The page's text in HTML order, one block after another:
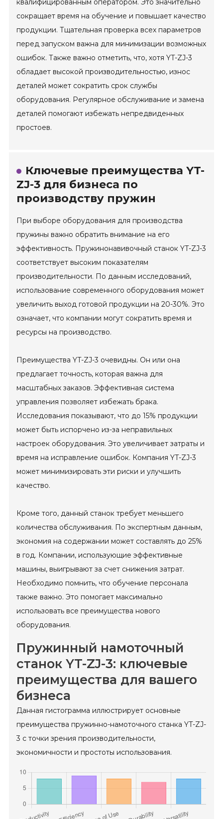
квалифицированным оператором. Это значительно
сокращает время на обучение и повышает качество
продукции. Тщательная проверка всех параметров
перед запуском важна для минимизации возможных
ошибок. Также важно отметить, что, хотя YT-ZJ-3
обладает высокой производительностью, износ
деталей может сократить срок службы
оборудования. Регулярное обслуживание и замена
деталей помогают избежать непредвиденных
простоев.
Ключевые преимущества YT-
ZJ-3 для бизнеса по
производству пружин
При выборе оборудования для производства
пружины важно обратить внимание на его
эффективность. Пружинонавивочный станок YT-ZJ-3
соответствует высоким показателям
производительности. По данным исследований,
использование современного оборудования может
увеличить выход готовой продукции на 20-30%. Это
означает, что компании могут сократить время и
ресурсы на производство.
Преимущества YT-ZJ-3 очевидны. Он или она
предлагает точность, которая важна для
масштабных заказов. Эффективная система
управления позволяет избежать брака.
Исследования показывают, что до 15% продукции
может быть испорчено из-за неправильных
настроек оборудования. Это увеличивает затраты и
время на исправление ошибок. Компания YT-ZJ-3
может минимизировать эти риски и улучшить
качество.
Кроме того, данный станок требует меньшего
количества обслуживания. По экспертным данным,
экономия на содержании может составлять до 25%
в год. Компании, использующие эффективные
машины, выигрывают за счет снижения затрат.
Необходимо помнить, что обучение персонала
также важно. Это помогает максимально
использовать все преимущества нового
оборудования.
Пружинный намоточный
станок YT-ZJ-3: ключевые
преимущества для вашего
бизнеса
Данная гистограмма иллюстрирует основные
преимущества пружинно-намоточного станка YT-ZJ-
3 с точки зрения производительности,
экономичности и простоты использования.